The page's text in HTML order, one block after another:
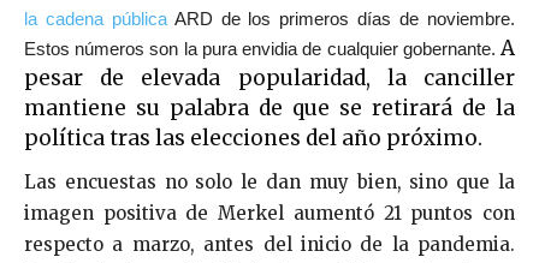
la cadena pública ARD de los primeros días de noviembre.
Estos números son la pura envidia de cualquier gobernante. A
pesar de elevada popularidad, la canciller
mantiene su palabra de que se retirará de la
política tras las elecciones del año próximo.
Las encuestas no solo le dan muy bien, sino que la
imagen positiva de Merkel aumentó 21 puntos con
respecto a marzo, antes del inicio de la pandemia.